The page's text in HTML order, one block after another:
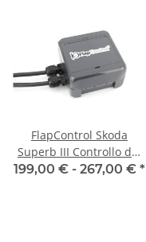
FlapControl Skoda
Superb III Controllo dei
flap di scarico
199,00 € - 267,00 € *